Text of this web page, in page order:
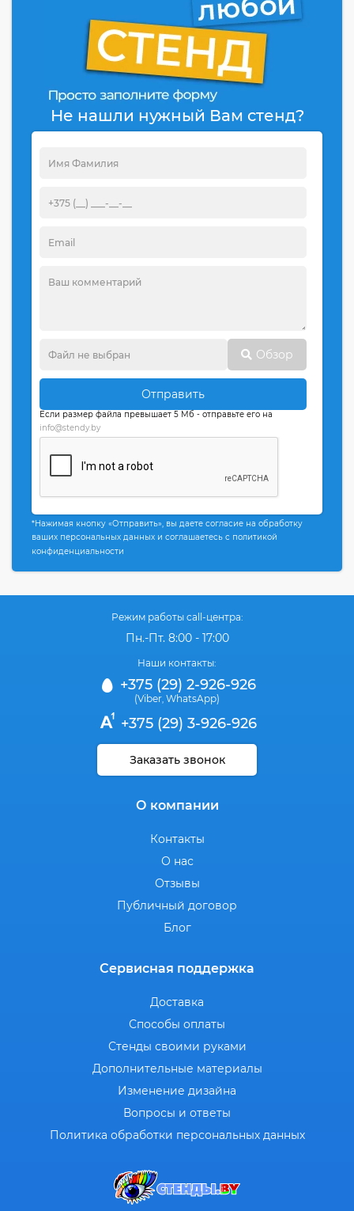
Не нашли нужный Вам стенд?
Обзор
Отправить
Если размер файла превышает 5 Мб - отправьте его на
info@stendy.by
*Нажимая кнопку «Отправить», вы даете согласие на обработку
ваших персональных данных и соглашаетесь с политикой
конфиденциальности
Режим работы call-центра:
Пн.-Пт. 8:00 - 17:00
Наши контакты:
+375 (29) 2-926-926
(Viber WhatsApp)
+375 (29) 3-926-926
Заказать звонок
О компании
Контакты
О нас
Отзывы
Публичный договор
Блог
Сервисная поддержка
Доставка
Способы оплаты
Стенды своими руками
Дополнительные материалы
Изменение дизайна
Вопросы и ответы
Политика обработки персональных данных